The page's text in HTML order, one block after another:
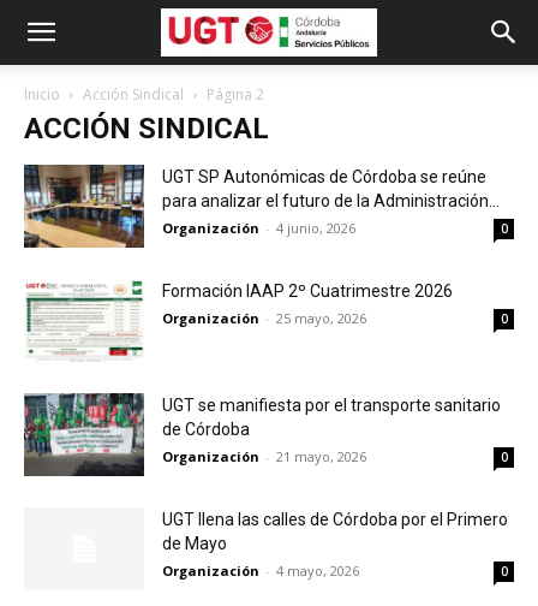
Inicio Acción Sindical Página 2
ACCIÓN SINDICAL
UGT SP Autonómicas de Córdoba se reúne
para analizar el futuro de la Administración...
Organización - 4 junio, 2026 0
Formación IAAP 2º Cuatrimestre 2026
Organización - 25 mayo, 2026 0
UGT se manifiesta por el transporte sanitario
de Córdoba
Organización - 21 mayo, 2026 0
UGT llena las calles de Córdoba por el Primero
de Mayo
Organización - 4 mayo, 2026 0